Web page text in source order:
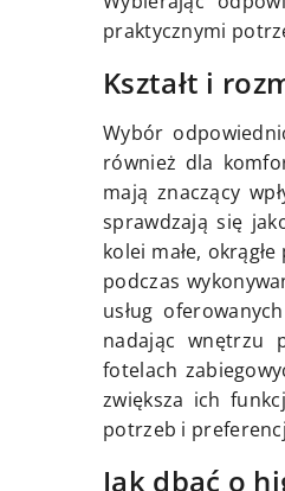
praktycznymi
Kształt i
Wybór
również dla
mają znaczący
sprawdzają się
kolei małe,
podczas
usług
nadając wnętrzu
fotelach
zwiększa ich
potrzeb i
Jak dbać o